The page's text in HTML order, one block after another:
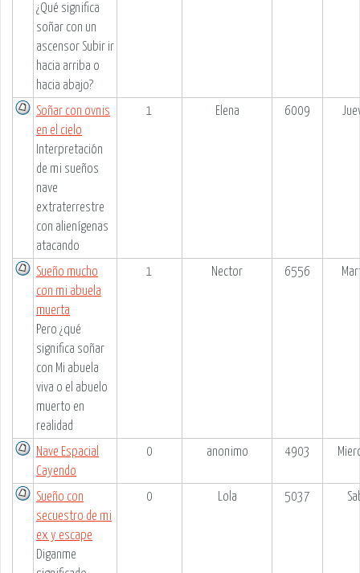
¿Qué significa
soñar con un
ascensor Subir ir
hacia arriba o
hacia abajo?
Soñar con ovnis
en el cielo
Interpretación
de mi sueños
nave
extraterrestre
con alienígenas
atacando
1 Elena 6009
Sueño mucho
con mi abuela
muerta
Pero ¿qué
significa soñar
con Mi abuela
viva o el abuelo
muerto en
realidad
1 Nector 6556
Nave Espacial
Cayendo
0 anonimo 4903
Sueño con
secuestro de mi
ex y escape
Diganme
0 Lola 5037